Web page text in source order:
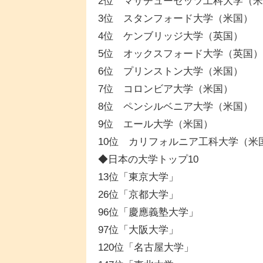
3位 スタンフォード大学（米国）
4位 ケンブリッジ大学（英国）
5位 オックスフォード大学（英国）
6位 プリンストン大学（米国）
7位 コロンビア大学（米国）
8位 ペンシルベニア大学（米国）
9位 エール大学（米国）
10位 カリフォルニア工科大学（米
◆日本の大学トップ10
13位「東京大学」
26位「京都大学」
96位「慶應義塾大学」
97位「大阪大学」
120位「名古屋大学」